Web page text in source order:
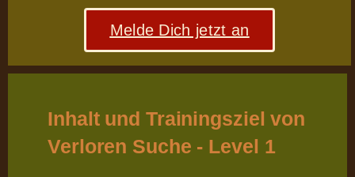
Melde Dich jetzt an
Inhalt und Trainingsziel von
Verloren Suche - Level 1